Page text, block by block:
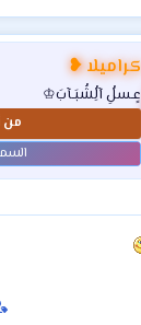
كراميلا ❥
عٍـسلُِ آلُِشُبَـآبَ♔
من